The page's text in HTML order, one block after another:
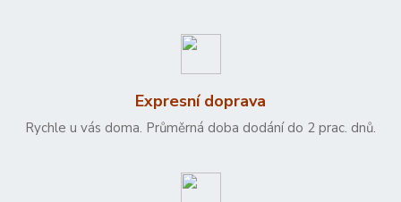
Expresní doprava
Rychle u vás doma. Průměrná doba dodání do 2 prac. dnů.